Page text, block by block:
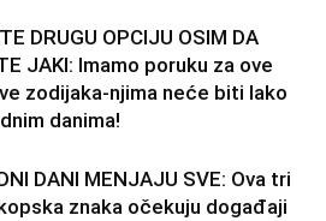
DRUGU OPCIJU OSIM DA
JAKI: Imamo poruku za ove
zodijaka-njima neće biti lako
danima!
DANI MENJAJU SVE: Ova tri
znaka očekuju događaji